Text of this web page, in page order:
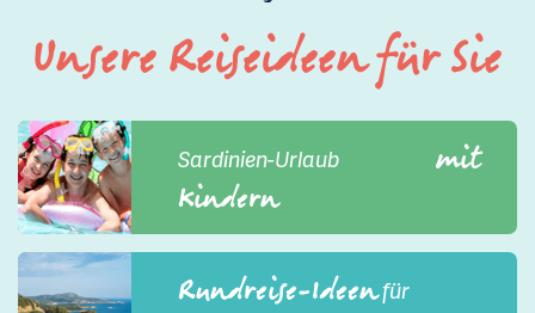
Unsere Reiseideen für Sie
Sardinien-Urlaubmit
Kindern
Rundreise-Ideenfür